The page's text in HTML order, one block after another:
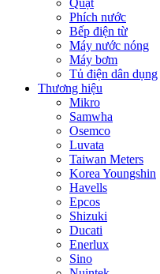
Quạt
Phích nước
Bếp điện từ
Máy nước nóng
Máy bơm
Tủ điện dân dụng
Thương hiệu
Mikro
Samwha
Osemco
Luvata
Taiwan Meters
Korea Youngshin
Havells
Epcos
Shizuki
Ducati
Enerlux
Sino